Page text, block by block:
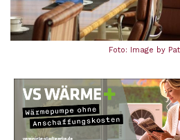
Foto: Image by